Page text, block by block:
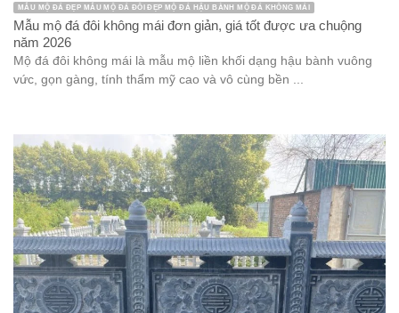
MẪU MỘ ĐÁ ĐẸP MẪU MỘ ĐÁ ĐÔI ĐẸP MỘ ĐÁ HẬU BÀNH MỘ ĐÁ KHÔNG MÁI
Mẫu mộ đá đôi không mái đơn giản, giá tốt được ưa chuộng
năm 2026
Mộ đá đôi không mái là mẫu mộ liền khối dạng hậu bành vuông
vức, gọn gàng, tính thẩm mỹ cao và vô cùng bền ...